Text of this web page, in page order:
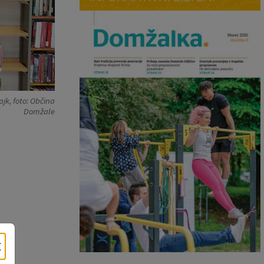
foto: Občina
Domžale